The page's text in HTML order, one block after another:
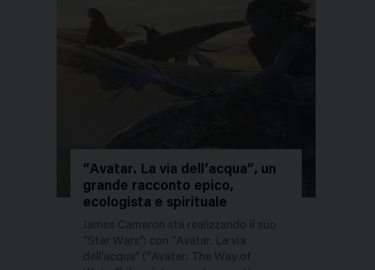
51972
“Avatar. La via dell’acqua”, un
grande racconto epico,
ecologista e spirituale
James Cameron sta realizzando il suo
“Star Wars”: con “Avatar. La via
dell’acqua” (“Avatar: The Way of